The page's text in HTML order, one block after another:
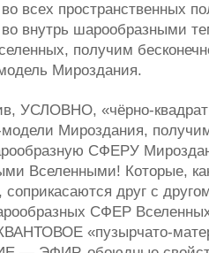
во всех пространственных
внутрь шарообразными
получим
Мироздания.
УСЛОВНО, «чёрно-
модели Мироздания,
СФЕРУ
Вселенными! Которые,
соприкасаются друг с
СФЕР
«пузырчато-